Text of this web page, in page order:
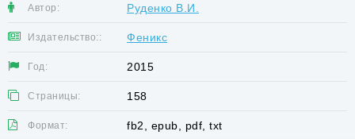
Автор: Руденко В.И.
Издательство:: Феникс
Год: 2015
Страницы: 158
Формат: fb2, epub, pdf, txt